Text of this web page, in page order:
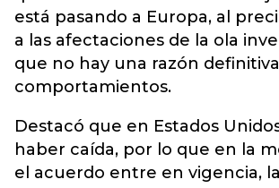
está pasando a Europa, al
a las afectaciones de la ola
que no hay una razón
comportamientos.
Destacó que en Estados
haber caída, por lo que en la
el acuerdo entre en vigencia,